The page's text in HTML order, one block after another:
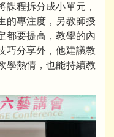
課程拆分成小單元，
的專注度，另教師授
都要提高，教學的內
巧分享外，他建議教
學熱情，也能持續教